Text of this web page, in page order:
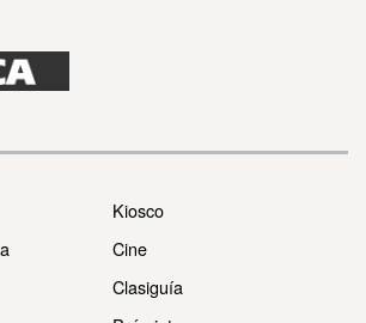
Kiosco
Cine
Clasiguía